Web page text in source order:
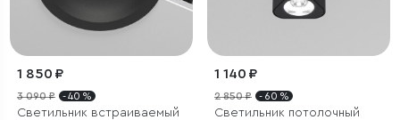
1 850 ₽
3 090 ₽ - 40 %
Светильник встраиваемый
1 140 ₽
2 850 ₽ - 60 %
Светильник потолочный